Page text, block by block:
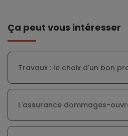
Ça peut vous intéresser
Travaux : le choix d'un bon
L'assurance dommages-